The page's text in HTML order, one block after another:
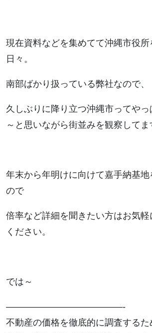
現在資料などを集めてて沖縄市役所
日々。
南部ばかり扱っている弊社なので、
久しぶりに降り立つ沖縄市ってや
～と思いながら街並みを観察してま
年末から年明けに向けて嘉手納基
ので
倍率など詳細を聞きたい方はお気
ください。
では～
—————————————-
不動産の価格を徹底的に調査する